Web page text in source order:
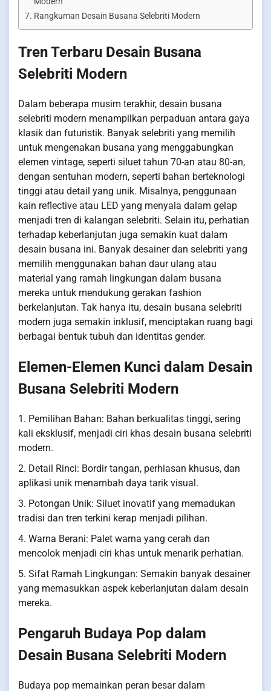
Rangkuman Desain Busana Selebriti Modern
Tren Terbaru Desain Busana
Selebriti Modern
Dalam beberapa musim terakhir, desain busana
selebriti modern menampilkan perpaduan antara gaya
klasik dan futuristik. Banyak selebriti yang memilih
untuk mengenakan busana yang menggabungkan
elemen vintage, seperti siluet tahun 70-an atau 80-an,
dengan sentuhan modern, seperti bahan berteknologi
tinggi atau detail yang unik. Misalnya, penggunaan
kain reflective atau LED yang menyala dalam gelap
menjadi tren di kalangan selebriti. Selain itu, perhatian
terhadap keberlanjutan juga semakin kuat dalam
desain busana ini. Banyak desainer dan selebriti yang
memilih menggunakan bahan daur ulang atau
material yang ramah lingkungan dalam busana
mereka untuk mendukung gerakan fashion
berkelanjutan. Tak hanya itu, desain busana selebriti
modern juga semakin inklusif, menciptakan ruang bagi
berbagai bentuk tubuh dan identitas gender.
Elemen-Elemen Kunci dalam Desain
Busana Selebriti Modern
1. Pemilihan Bahan: Bahan berkualitas tinggi, sering
kali eksklusif, menjadi ciri khas desain busana selebriti
modern.
2. Detail Rinci: Bordir tangan, perhiasan khusus, dan
aplikasi unik menambah daya tarik visual.
3. Potongan Unik: Siluet inovatif yang memadukan
tradisi dan tren terkini kerap menjadi pilihan.
4. Warna Berani: Palet warna yang cerah dan
mencolok menjadi ciri khas untuk menarik perhatian.
5. Sifat Ramah Lingkungan: Semakin banyak desainer
yang memasukkan aspek keberlanjutan dalam desain
mereka.
Pengaruh Budaya Pop dalam
Desain Busana Selebriti Modern
Budaya pop memainkan peran besar dalam